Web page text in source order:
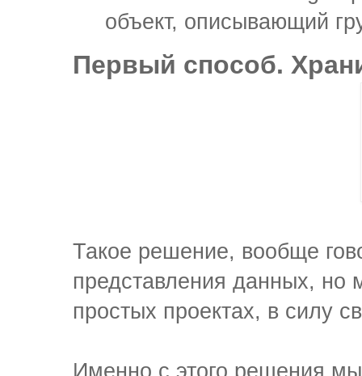
объект, описывающий
Первый способ.
Такое решение, вообще
представления данных, но
простых проектах, в силу
Именно с этого решения